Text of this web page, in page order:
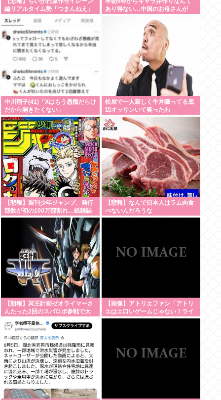
編リアルタイム勢「つまんねえ」
に長編はムリ」www
あり得ない…中国のお母さんが
の？」と不思議に思う理由
中川翔子(41)「Xはもう愚痴だらけ
だから開きたくない」
松屋で一人寂しく牛丼啜ってる底
辺オッサンいて笑ったわ
【悲報】週刊少年ジャンプ、発行
部数が初の100万部割れ…紙雑誌
の「100万部超」がゼロに
【悲報】なんで日本人はラム肉食
べないんだろうな
【朗報】冥王計画ゼオライマーさ
んたった2回のスパロボ参戦で大
【画像】アトリエファン「アトリ
エはエ口いゲームじゃない！ライ
ザを性的な目で見てる奴はにわ